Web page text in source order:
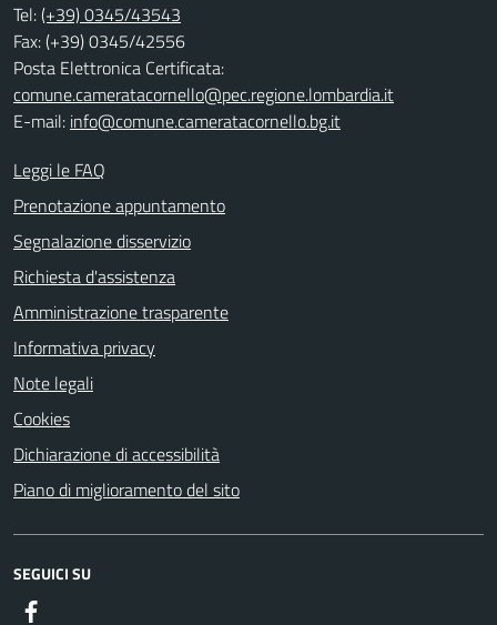
Tel:(+39) 0345/43543
Fax: (+39) 0345/42556
Posta Elettronica Certificata:
comune.cameratacornello@pec.regione.lombardia.it
E-mail: info@comune.cameratacornello.bg.it
Leggi le FAQ
Prenotazione appuntamento
Segnalazione disservizio
Richiesta d'assistenza
Amministrazione trasparente
Informativa privacy
Note legali
Cookies
Dichiarazione di accessibilità
Piano di miglioramento del sito
SEGUICI SU